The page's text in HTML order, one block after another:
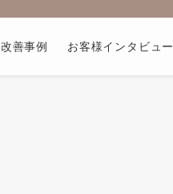
改善事例 お客様インタビュー